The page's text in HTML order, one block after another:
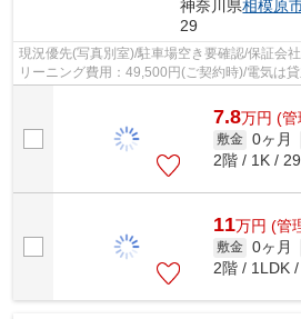
神奈川県相模原
29
現況優先(写真別室)/駐車場空き要確認/保証会
リーニング費用：49,500円(ご契約時)/電気は
済可
7.8万円 (管
敷金 0ヶ月
2階 / 1K /
11万円 (管
敷金 0ヶ月
2階 / 1LDK